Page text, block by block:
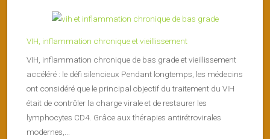
VIH, inflammation chronique et vieillissement
VIH, inflammation chronique de bas grade et vieillissement
accéléré : le défi silencieux Pendant longtemps, les médecins
ont considéré que le principal objectif du traitement du VIH
était de contrôler la charge virale et de restaurer les
lymphocytes CD4. Grâce aux thérapies antirétrovirales
modernes,...